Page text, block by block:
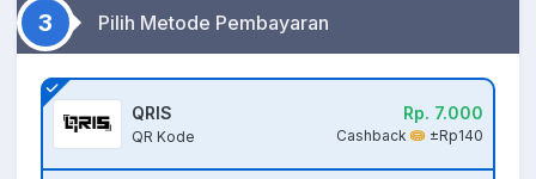
3 Pilih Metode Pembayaran
QRIS
QR Kode
Rp. 7.000
Cashback ±Rp140